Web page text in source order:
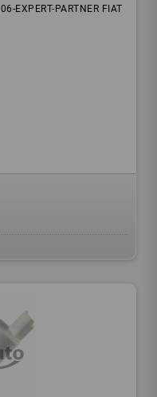
EXPERT-PARTNER FIAT